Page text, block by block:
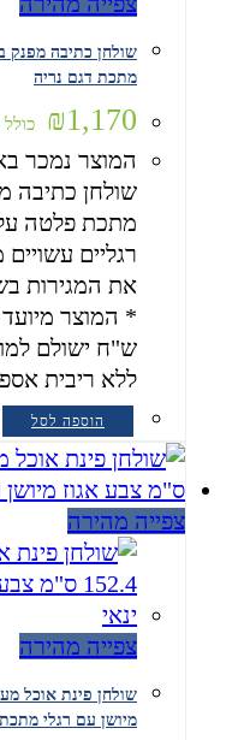
מתכת דגם נריה
₪1,170
המוצר נמכר
שולחן כתיבה
רגליים
את המגירות
ללא ריבית אספקה: עד 14
הוספה לסל
צפייה מהירה
צפייה מהירה
מיושן עם רגלי